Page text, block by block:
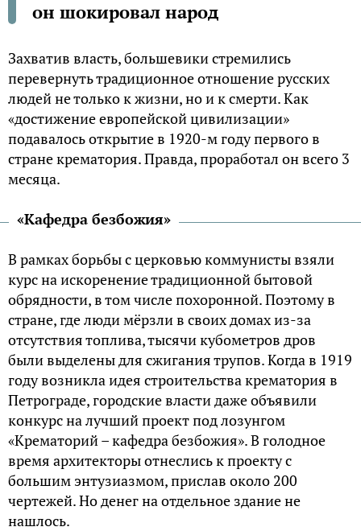
он шокировал народ
Захватив власть, большевики стремились
перевернуть традиционное отношение русских
людей не только к жизни, но и к смерти. Как
«достижение европейской цивилизации»
подавалось открытие в 1920-м году первого в
стране крематория. Правда, проработал он всего 3
месяца.
«Кафедра безбожия»
В рамках борьбы с церковью коммунисты взяли
курс на искоренение традиционной бытовой
обрядности, в том числе похоронной. Поэтому в
стране, где люди мёрзли в своих домах из-за
отсутствия топлива, тысячи кубометров дров
были выделены для сжигания трупов. Когда в 1919
году возникла идея строительства крематория в
Петрограде, городские власти даже объявили
конкурс на лучший проект под лозунгом
«Крематорий – кафедра безбожия». В голодное
время архитекторы отнеслись к проекту с
большим энтузиазмом, прислав около 200
чертежей. Но денег на отдельное здание не
нашлось.